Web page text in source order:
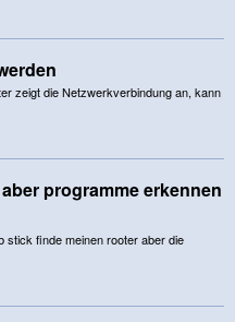
zeigt die Netzwerkverbindung an, kann
programme erkennen
stick finde meinen rooter aber die